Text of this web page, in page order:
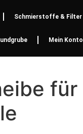
Schmierstoffe & Filter
Mein Konto
für